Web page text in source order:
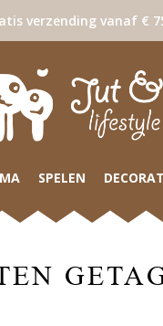
verzending vanaf €
SPELEN